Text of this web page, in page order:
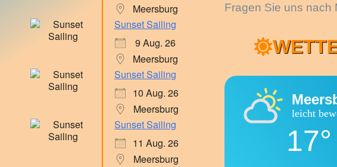
Meersburg
Sunset Sailing
9 Aug. 26
Meersburg
Sunset Sailing
10 Aug. 26
Meersburg
Sunset Sailing
11 Aug. 26
Meersburg
Fragen Sie uns nach
leicht
17°